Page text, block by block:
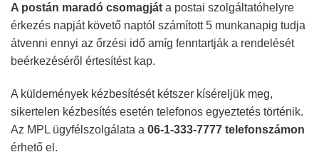
A postán maradó csomagjáta postai szolgáltatóhelyre
érkezés napját követő naptól számított 5 munkanapig tudja
átvenni ennyi az őrzési idő amíg fenntartják a rendelését
beérkezéséről értesítést kap.
A küldemények kézbesítését kétszer kíséreljük meg,
sikertelen kézbesítés esetén telefonos egyeztetés történik.
Az MPL ügyfélszolgálata a 06-1-333-7777 telefonszámon
érhető el.